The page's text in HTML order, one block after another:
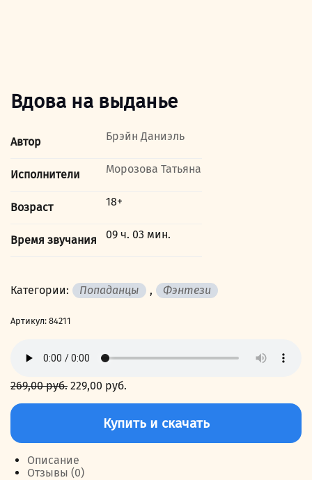
Вдова на выданье
Автор Брэйн Даниэль
Исполнители Морозова Татьяна
Возраст 18+
Время звучания 09 ч. 03 мин.
Категории: Попаданцы , Фэнтези
Артикул: 84211
269,00руб. Первоначальная
269,00 руб..
229,00 руб.
Количество
Вдова
на
выданье
Купить и скачать
Описание
Отзывы (0)